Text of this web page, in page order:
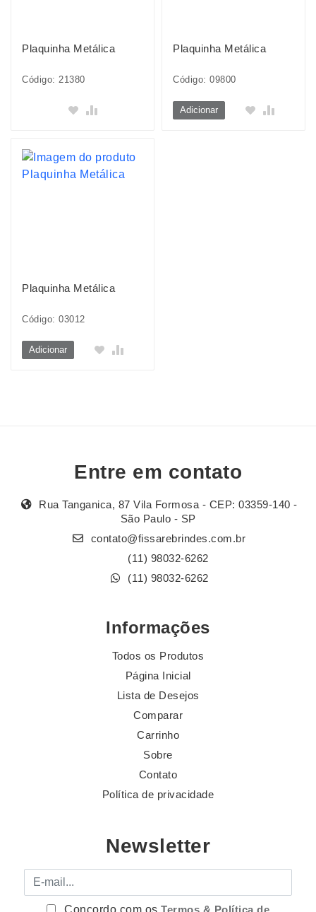
Plaquinha Metálica
Código: 21380
Plaquinha Metálica
Código: 09800
Adicionar
Plaquinha Metálica
Código: 03012
Adicionar
Entre em contato
Rua Tanganica, 87 Vila Formosa - CEP: 03359-140 -
São Paulo - SP
contato@fissarebrindes.com.br
(11) 98032-6262
(11) 98032-6262
Informações
Todos os Produtos
Página Inicial
Lista de Desejos
Comparar
Carrinho
Sobre
Contato
Política de privacidade
Newsletter
E-mail